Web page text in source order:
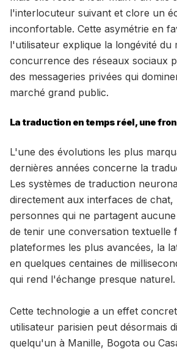
l'interlocuteur suivant et clore un
inconfortable. Cette asymétrie en
l'utilisateur explique la longévité du
concurrence des réseaux sociaux
des messageries privées qui
marché grand public.
La traduction en temps réel, une
L'une des évolutions les plus
dernières années concerne la
Les systèmes de traduction
directement aux interfaces de
personnes qui ne partagent
de tenir une conversation textuelle
plateformes les plus avancées, la
en quelques centaines de
qui rend l'échange presque naturel.
Cette technologie a un effet
utilisateur parisien peut désormais
quelqu'un à Manille, Bogota ou